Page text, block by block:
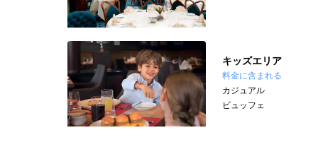
キッズエリア
料金に含まれる
カジュアル
ビュッフェ